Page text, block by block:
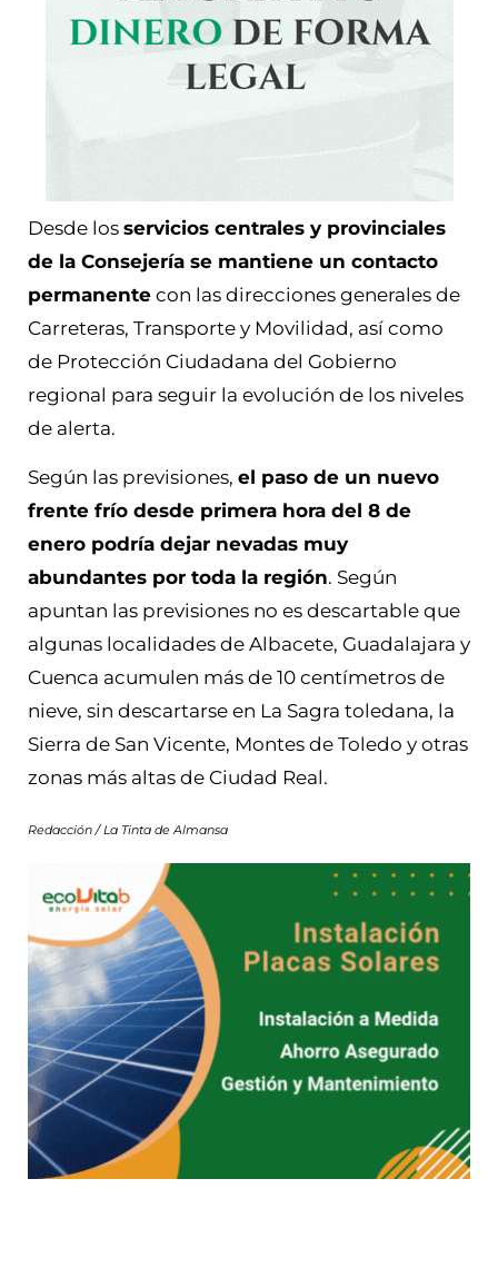
Desde los servicios centrales y provinciales
de la Consejería se mantiene un contacto
permanente con las direcciones generales de
Carreteras, Transporte y Movilidad, así como
de Protección Ciudadana del Gobierno
regional para seguir la evolución de los niveles
de alerta.
Según las previsiones, el paso de un nuevo
frente frío desde primera hora del 8 de
enero podría dejar nevadas muy
abundantes por toda la región. Según
apuntan las previsiones no es descartable que
algunas localidades de Albacete, Guadalajara y
Cuenca acumulen más de 10 centímetros de
nieve, sin descartarse en La Sagra toledana, la
Sierra de San Vicente, Montes de Toledo y otras
zonas más altas de Ciudad Real.
Redacción / La Tinta de Almansa